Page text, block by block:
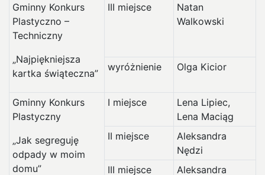
Gminny Konkurs
Plastyczno –
Techniczny
„Najpiękniejsza
kartka świąteczna”
III miejsce
Natan
Walkowski
wyróżnienie Olga Kicior
Gminny Konkurs
Plastyczny
„Jak segreguję
odpady w moim
domu”
I miejsce
Lena Lipiec,
Lena Maciąg
II miejsce
Aleksandra
Nędzi
III miejsce
Aleksandra